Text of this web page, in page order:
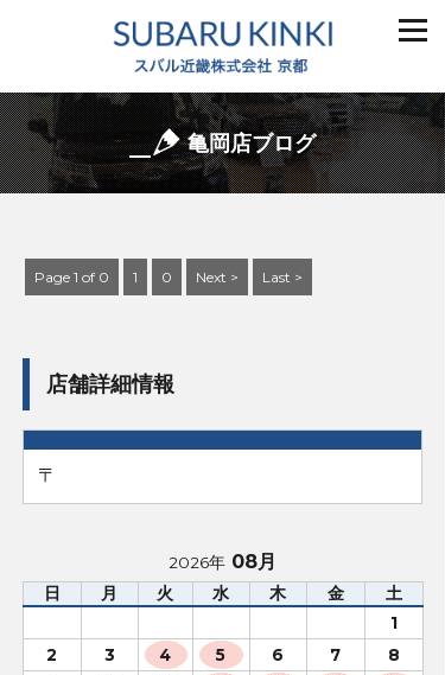
亀岡店ブログ
Page 1 of 0 1 0 Next > Last >
店舗詳細情報
〒
2026年 08月
日 月 火 水 木 金 土
1
2
3 4 5 6 7
8